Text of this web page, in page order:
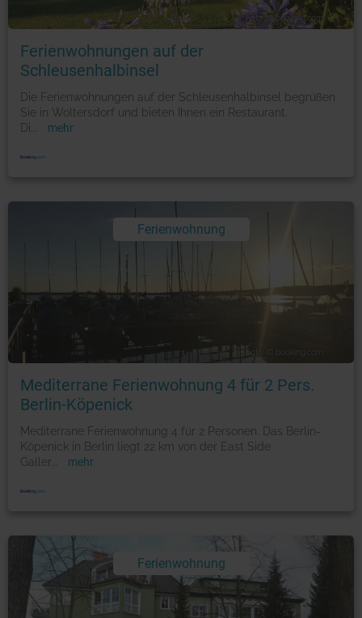
Foto: © booking.com
Ferienwohnungen auf der
Schleusenhalbinsel
Die Ferienwohnungen auf der Schleusenhalbinsel begrüßen
Sie in Woltersdorf und bieten Ihnen ein Restaurant.
Di
mehr
Ferienwohnung
Foto: © booking.com
Mediterrane Ferienwohnung 4 für 2 Pers.
Berlin-Köpenick
Mediterrane Ferienwohnung 4 für 2 Personen. Das Berlin-
Köpenick in Berlin liegt 22 km von der East Side
Galler
mehr
Ferienwohnung